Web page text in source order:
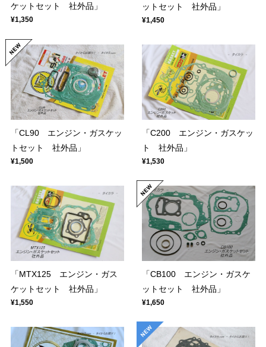
ケットセット 社外品」
¥1,350
ットセット 社外品」
¥1,450
「CL90 エンジン・ガスケッ
トセット 社外品」
¥1,500
「C200 エンジン・ガスケッ
ト 社外品」
¥1,530
「MTX125 エンジン・ガス
ケットセット 社外品」
¥1,550
「CB100 エンジン・ガスケ
ットセット 社外品」
¥1,650